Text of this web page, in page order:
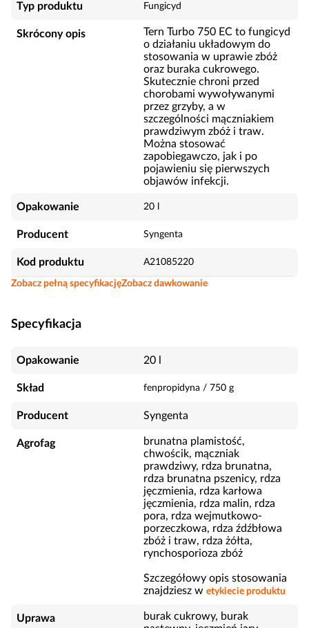
Typ produktu Fungicyd
Skrócony opis
Tern Turbo 750 EC to fungicyd
o działaniu układowym do
stosowania w uprawie zbóż
oraz buraka cukrowego.
Skutecznie chroni przed
chorobami wywoływanymi
przez grzyby, a w
szczególności mączniakiem
prawdziwym zbóż i traw.
Można stosować
zapobiegawczo, jak i po
pojawieniu się pierwszych
objawów infekcji.
Opakowanie 20 l
Producent Syngenta
Kod produktu A21085220
Zobacz pełną specyfikacjęZobacz dawkowanie
Specyfikacja
Opakowanie 20 l
Skład fenpropidyna / 750 g
Producent Syngenta
Agrofag
brunatna plamistość,
chwościk, mączniak
prawdziwy, rdza brunatna,
rdza brunatna pszenicy, rdza
jęczmienia, rdza karłowa
jęczmienia, rdza malin, rdza
pora, rdza wejmutkowo-
porzeczkowa, rdza źdźbłowa
zbóż i traw, rdza żółta,
rynchosporioza zbóż
Szczegółowy opis stosowania
znajdziesz w etykiecie produktu
Uprawa
burak cukrowy, burak